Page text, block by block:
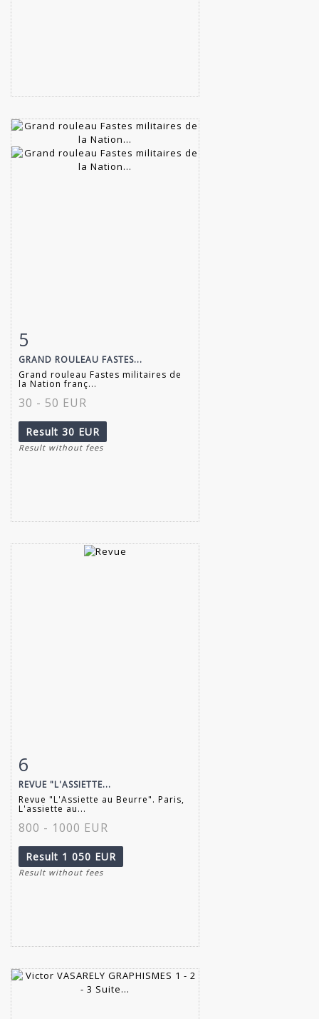
5
GRAND ROULEAU FASTES...
Grand rouleau Fastes militaires de
la Nation franç...
30 - 50 EUR
Result 30 EUR
Result without fees
6
REVUE "L'ASSIETTE...
Revue "L'Assiette au Beurre". Paris,
L'assiette au...
800 - 1000 EUR
Result 1 050 EUR
Result without fees